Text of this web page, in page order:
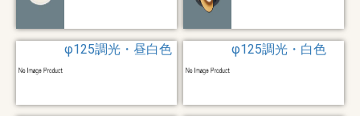
φ125調光・昼白色 φ125調光・白色